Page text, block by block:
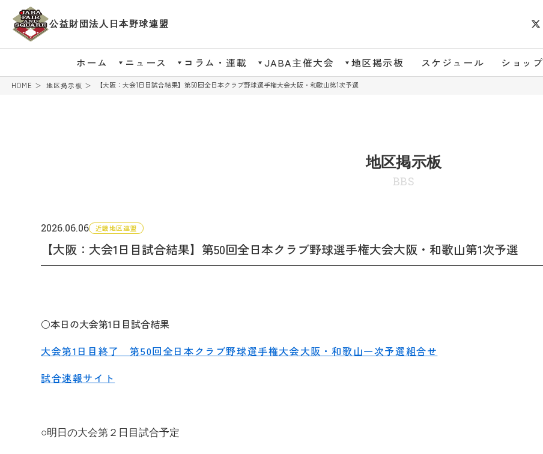
公益財団法人日本野球連盟
ホーム ニュース コラム・連載 JABA主催大会 地区掲示板 スケジュール ショップ
HOME 地区掲示板 【大阪：大会1日目試合結果】第50回全日本クラブ野球選手権大会大阪・和歌山第1次予選
地区掲示板
BBS
2026.06.06 近畿地区連盟
【大阪：大会1日目試合結果】第50回全日本クラブ野球選手権大会大阪・和歌山第1次予選
○本日の大会第1日目試合結果
大会第1日目終了 第50回全日本クラブ野球選手権大会大阪・和歌山一次予選組合せ
試合速報サイト
○明日の大会第２日目試合予定